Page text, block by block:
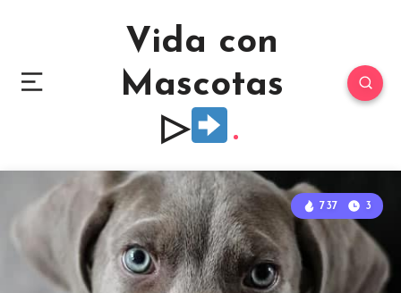
Vida con
Mascotas
▷
737 3